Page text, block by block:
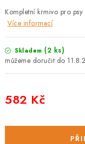
FAQ
Kompletní krmivo pro
Více informací
Skladem (2 ks)
582 Kč